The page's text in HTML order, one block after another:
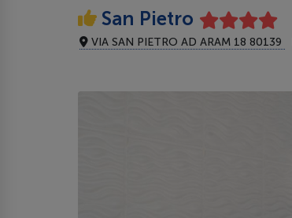
San Pietro
VIA SAN PIETRO AD ARAM 18 80139